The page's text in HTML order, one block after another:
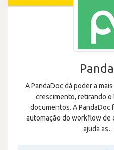
A PandaDoc dá poder a
crescimento, retirando
documentos. A PandaDoc
automação do workflow
ajuda as